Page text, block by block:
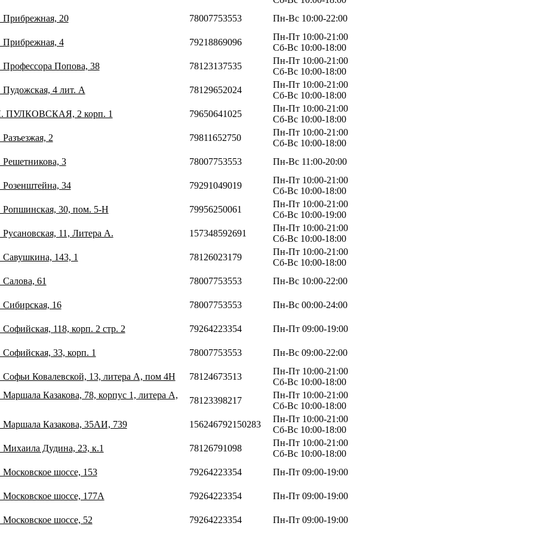
Прибрежная, 20
78007753553 Пн-Вс 10:00-22:00
Прибрежная, 4 79218869096
Пн-Пт 10:00-21:00
Сб-Вс 10:00-18:00
Профессора Попова, 38
78123137535
Пн-Пт 10:00-21:00
Сб-Вс 10:00-18:00
Пудожская, 4 лит. А
78129652024
Пн-Пт 10:00-21:00
Сб-Вс 10:00-18:00
ПУЛКОВСКАЯ, 2 корп. 1
79650641025
Пн-Пт 10:00-21:00
Сб-Вс 10:00-18:00
2
79811652750
Пн-Пт 10:00-21:00
Сб-Вс 10:00-18:00
Решетникова, 3
78007753553 Пн-Вс 11:00-20:00
Розенштейна, 34 79291049019
Пн-Пт 10:00-21:00
Сб-Вс 10:00-18:00
Ропшинская, 30, пом. 5-Н
79956250061
Пн-Пт 10:00-21:00
Сб-Вс 10:00-19:00
Русановская, 11, Литера А.
157348592691
Пн-Пт 10:00-21:00
Сб-Вс 10:00-18:00
Савушкина, 143, 1
78126023179
Пн-Пт 10:00-21:00
Сб-Вс 10:00-18:00
Салова, 61
78007753553 Пн-Вс 10:00-22:00
Сибирская, 16 78007753553 Пн-Вс 00:00-24:00
Софийская, 118, корп. 2 стр. 2 79264223354 Пн-Пт 09:00-19:00
Софийская, 33, корп. 1 78007753553 Пн-Вс 09:00-22:00
Софьи Ковалевской, 13, литера А, пом 4­Н 78124673513
Пн-Пт 10:00-21:00
Сб-Вс 10:00-18:00
Маршала Казакова, 78, корпус 1, литера А,
78123398217
Пн-Пт 10:00-21:00
Сб-Вс 10:00-18:00
Маршала Казакова, 35АИ, 739
156246792150283
Пн-Пт 10:00-21:00
Сб-Вс 10:00-18:00
Михаила Дудина, 23, к.1
78126791098
Пн-Пт 10:00-21:00
Сб-Вс 10:00-18:00
Московское шоссе, 153
79264223354 Пн-Пт 09:00-19:00
Московское шоссе, 177А 79264223354 Пн-Пт 09:00-19:00
Московское шоссе, 52 79264223354
Пн-Пт 09:00-19:00